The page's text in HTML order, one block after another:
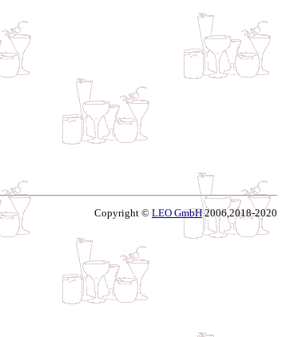
Copyright © LEO GmbH2006,2018-2020